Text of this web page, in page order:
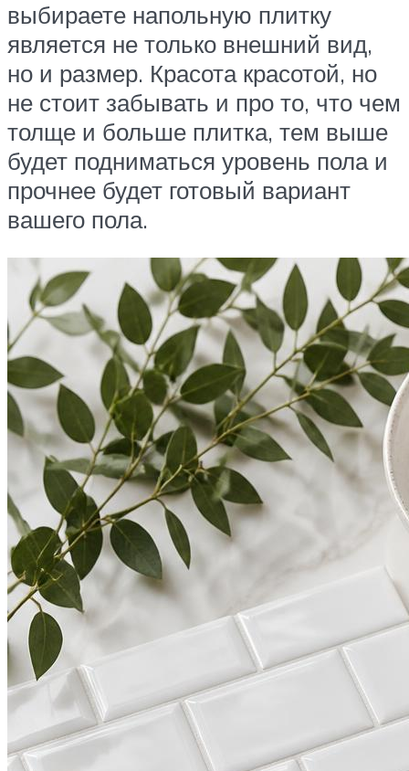
выбираете напольную плитку
является не только внешний вид,
но и размер. Красота красотой, но
не стоит забывать и про то, что чем
толще и больше плитка, тем выше
будет подниматься уровень пола и
прочнее будет готовый вариант
вашего пола.